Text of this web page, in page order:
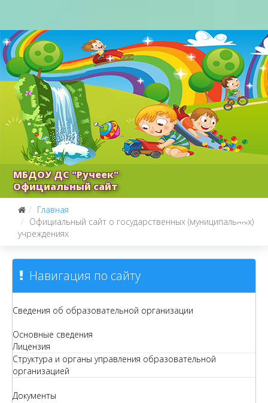
МБДОУ ДС "Ручеек"
Официальный сайт
Главная
Официальный сайт о государственных (муниципальных)
учреждениях
Навигация по сайту
Сведения об образовательной организации
Основные сведения
Лицензия
Структура и органы управления образовательной
организацией
Документы